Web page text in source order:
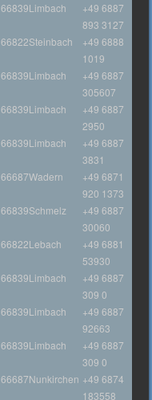
66839Limbach
+49 6887
893 3127
66822Steinbach
+49 6888
1019
66839Limbach
+49 6887
305607
66839Limbach
+49 6887
2950
66839Limbach
+49 6887
3831
66687Wadern
+49 6871
920 1373
66839Schmelz
+49 6887
30060
66822Lebach
+49 6881
53930
66839Limbach
+49 6887
309 0
66839Limbach
+49 6887
92663
66839Limbach
+49 6887
309 0
66687Nunkirchen +49 6874
183558